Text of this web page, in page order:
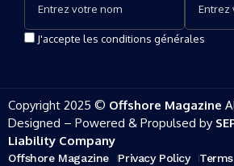
J'accepte les conditions générales
Copyright 2025 © Offshore Magazine
Designed – Powered & Propulsed by
Liability Company
Offshore Magazine Privacy Policy